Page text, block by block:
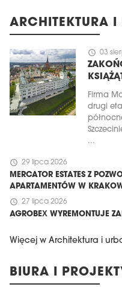
ARCHITEKTURA I
schedule 03
Firma
drugi
...
schedule 29 lipca 2026
MERCATOR ESTATES Z
APARTAMENTÓW W
schedule 27 lipca 2026
AGROBEX WYREMONTUJE
Więcej w Architektura i
BIURA I